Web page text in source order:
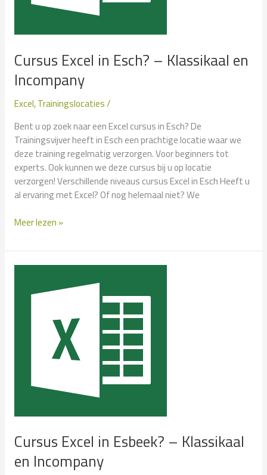
Cursus Excel in Esch? – Klassikaal en
Incompany
Excel,Trainingslocaties/
Bent u op zoek naar een Excel cursus in Esch? De
Trainingsvijver heeft in Esch een prachtige locatie waar we
deze training regelmatig verzorgen. Voor beginners tot
experts. Ook kunnen we deze cursus bij u op locatie
verzorgen! Verschillende niveaus cursus Excel in Esch Heeft u
al ervaring met Excel? Of nog helemaal niet? We
Cursus
in
Esch?
Klassikaal
Incompany
Meer lezen »
Cursus Excel in Esbeek? – Klassikaal
en Incompany